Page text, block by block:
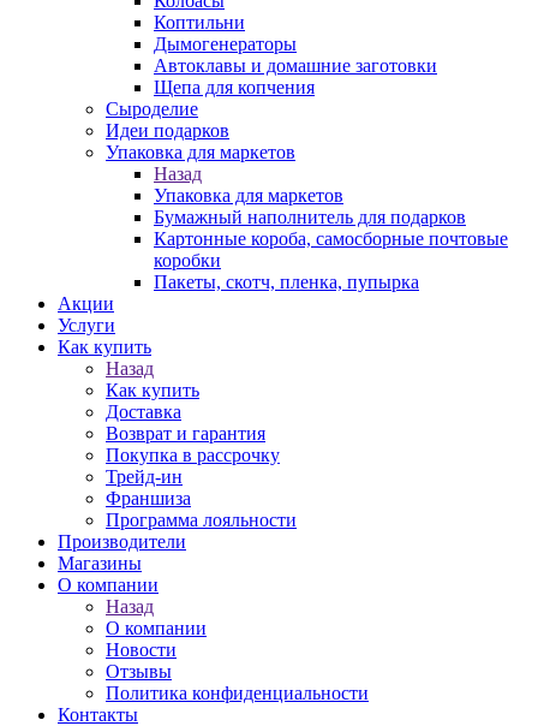
Коптильни
Дымогенераторы
Автоклавы и домашние заготовки
Щепа для копчения
Сыроделие
Идеи подарков
Упаковка для маркетов
Назад
Упаковка для маркетов
Бумажный наполнитель для подарков
Картонные короба, самосборные почтовые
коробки
Пакеты, скотч, пленка, пупырка
Акции
Услуги
Как купить
Назад
Как купить
Доставка
Возврат и гарантия
Покупка в рассрочку
Трейд-ин
Франшиза
Программа лояльности
Производители
Магазины
О компании
Назад
О компании
Новости
Отзывы
Политика конфиденциальности
Контакты